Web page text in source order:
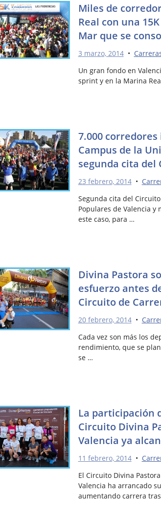
Miles de
Real con una
Mar que se
3 marzo, 2014•
Un gran fondo en
sprint y en la Marina
7.000
Campus de la
segunda cita del
23 febrero, 2014•
Segunda cita del
Populares de Valencia y
este caso, para …
Divina Pastora
esfuerzo antes
Circuito de
20 febrero, 2014•
Cada vez son más los
rendimiento, que se
se …
La participación
Circuito Divina
Valencia ya
11 febrero, 2014•
El Circuito Divina
Valencia ha arrancado
aumentando carrera